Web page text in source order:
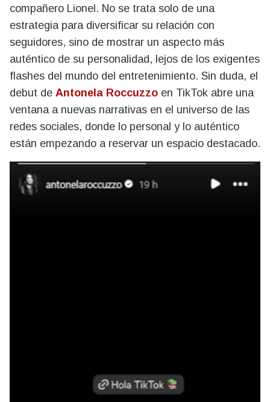
compañero Lionel. No se trata solo de una
estrategia para diversificar su relación con
seguidores, sino de mostrar un aspecto más
auténtico de su personalidad, lejos de los exigentes
flashes del mundo del entretenimiento. Sin duda, el
debut de Antonela Roccuzzo en TikTok abre una
ventana a nuevas narrativas en el universo de las
redes sociales, donde lo personal y lo auténtico
están empezando a reservar un espacio destacado.